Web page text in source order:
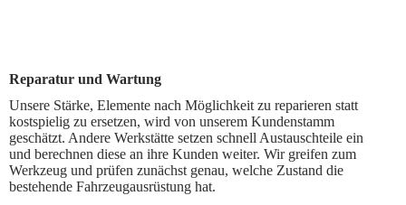
Reparatur und Wartung
Unsere Stärke, Elemente nach Möglichkeit zu reparieren statt
kostspielig zu ersetzen, wird von unserem Kundenstamm
geschätzt. Andere Werkstätte setzen schnell Austauschteile ein
und berechnen diese an ihre Kunden weiter. Wir greifen zum
Werkzeug und prüfen zunächst genau, welche Zustand die
bestehende Fahrzeugausrüstung hat.